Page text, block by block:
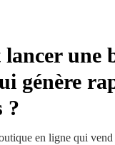
une
génère
?
en ligne qui